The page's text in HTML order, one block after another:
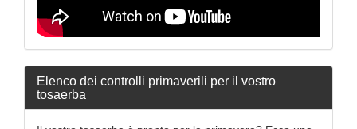
Elenco dei controlli primaverili per il vostro
tosaerba